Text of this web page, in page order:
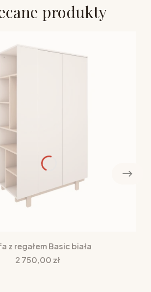
produkty
z regałem Basic biała
Cena
2 750,00 zł